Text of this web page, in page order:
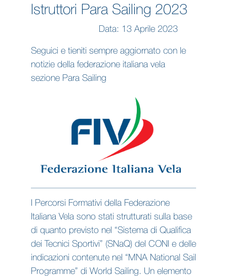
Istruttori Para Sailing 2023
Data: 13 Aprile 2023
Seguici e tieniti sempre aggiornato con le
notizie della federazione italiana vela
sezione Para Sailing
I Percorsi Formativi della Federazione
Italiana Vela sono stati strutturati sulla base
di quanto previsto nel “Sistema di Qualifica
dei Tecnici Sportivi” (SNaQ) del CONI e delle
indicazioni contenute nel “MNA National Sail
Programme” di World Sailing. Un elemento